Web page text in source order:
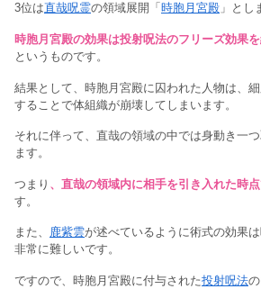
3位は直哉呪霊の領域展開「 時胞月宮殿 」とし
時胞月宮殿の効果は投射呪法のフリーズ効果
というものです。
結果として、時胞月宮殿に囚われた人物は、
することで体組織が崩壊してしまいます。
それに伴って、直哉の領域の中では身動き一
ます。
つまり 、直哉の領域内に相手を引き入れた時
す。
また、 鹿紫雲が述べているように術式の効果
非常に難しいです。
ですので、時胞月宮殿に付与された投射呪法